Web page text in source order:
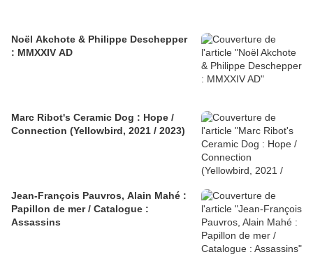
Noël Akchote & Philippe Deschepper
: MMXXIV AD
Marc Ribot's Ceramic Dog : Hope /
Connection (Yellowbird, 2021 / 2023)
Jean-François Pauvros, Alain Mahé :
Papillon de mer / Catalogue :
Assassins